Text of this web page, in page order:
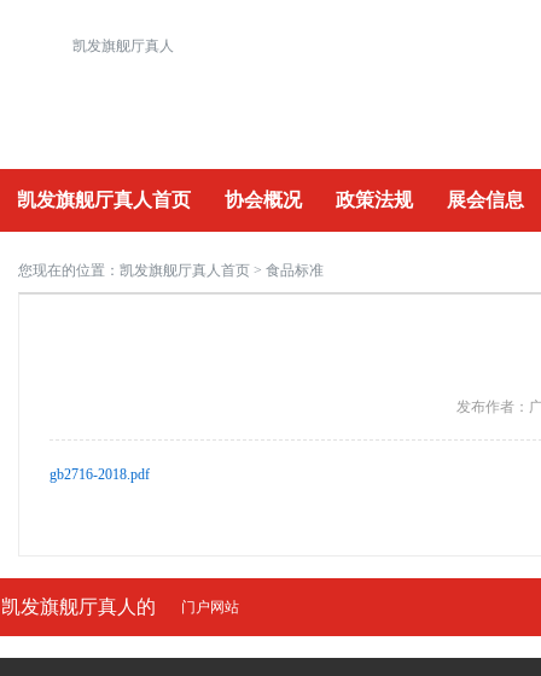
凯发旗舰厅真人
凯发旗舰厅真人首页 协会概况 政策法规 展会信息
重要活动
您现在的位置： 凯发旗舰厅真人首页 > 食品标准
发布作者：
gb2716-2018.pdf
凯发旗舰厅真人的
友情链接
门户网站